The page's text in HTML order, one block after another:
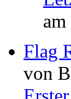
Flag
von